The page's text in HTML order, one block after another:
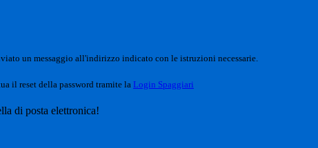
un messaggio all'indirizzo indicato con le istruzioni necessarie.
il reset della password tramite la Login Spaggiari
di posta elettronica!